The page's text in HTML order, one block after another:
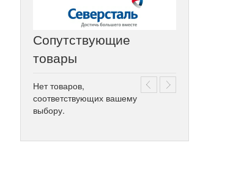
Сопутствующие
товары
Нет товаров,
соответствующих вашему
выбору.